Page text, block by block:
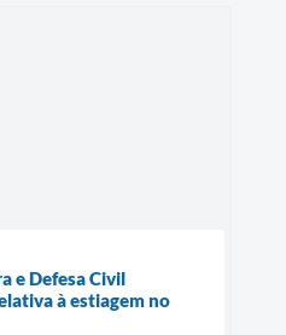
e Defesa Civil
à estiagem no